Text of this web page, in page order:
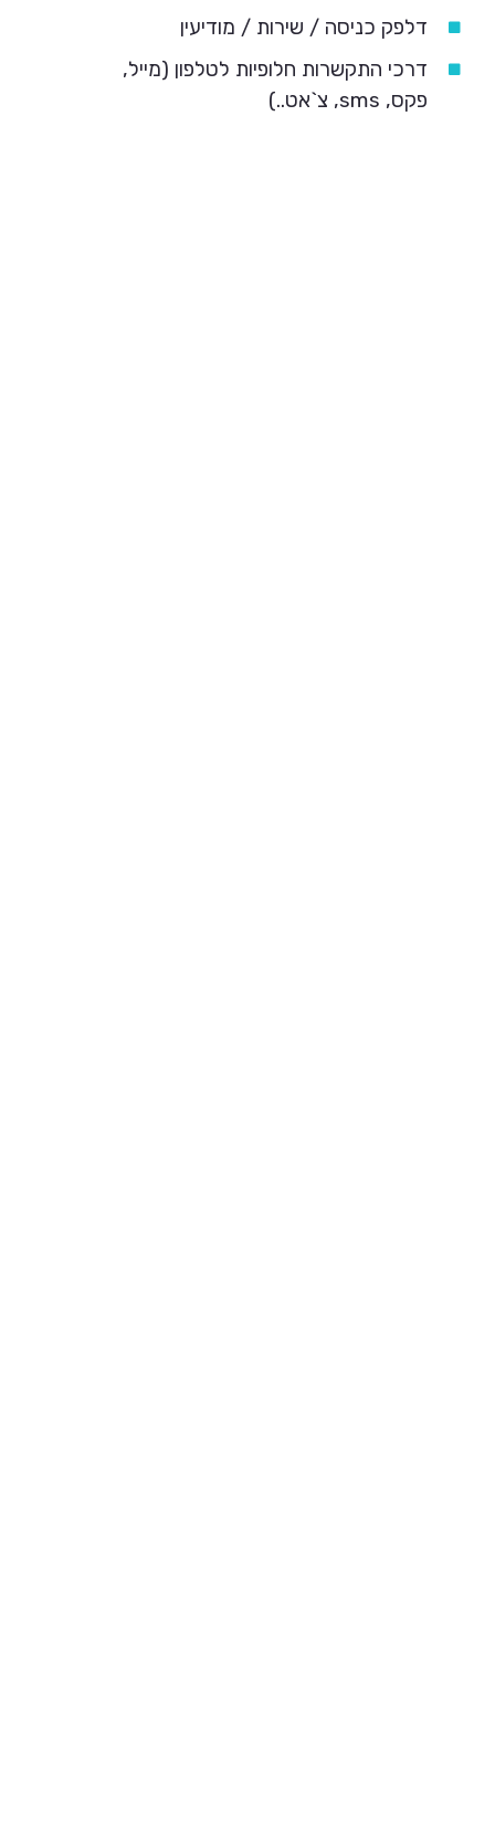
דלפק כניסה / שירות / מודיעין
דרכי התקשרות חלופיות לטלפון (מייל,
פקס, sms, צ`אט..)